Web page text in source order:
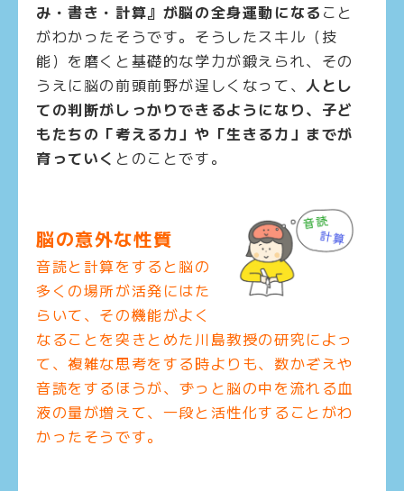
み・書き・計算』が脳の全身運動になる こと
がわかったそうです。そうしたスキル（技
能）を磨くと基礎的な学力が鍛えられ、その
うえに脳の前頭前野が逞しくなって、人とし
ての判断がしっかりできるようになり、子ど
もたちの「考える力」や「生きる力」までが
育っていく とのことです。
脳の意外な性質
音読と計算をすると脳の
多くの場所が活発にはた
らいて、その機能がよく
なることを突きとめた川島教授の研究によっ
て、複雑な思考をする時よりも、数かぞえや
音読をするほうが、ずっと脳の中を流れる血
液の量が増えて、一段と活性化することがわ
かったそうです。